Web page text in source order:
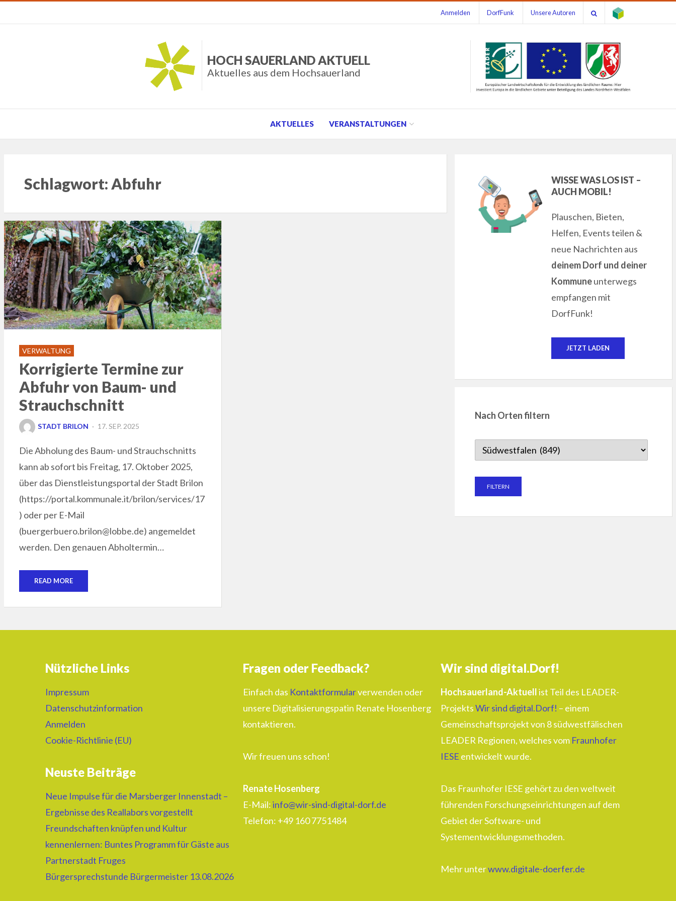
Anmelden DorfFunk Unsere Autoren
HOCH SAUERLAND AKTUELL
Aktuelles aus dem Hochsauerland
AKTUELLES VERANSTALTUNGEN
Schlagwort: Abfuhr
VERWALTUNG
Korrigierte Termine zur
Abfuhr von Baum- und
Strauchschnitt
STADT BRILON
POSTED
17. SEP. 2025
Die Abholung des Baum- und Strauchschnitts
kann ab sofort bis Freitag, 17. Oktober 2025,
über das Dienstleistungsportal der Stadt Brilon
(https://portal.kommunale.it/brilon/services/17
) oder per E-Mail
(buergerbuero.brilon@lobbe.de) angemeldet
werden. Den genauen Abholtermin…
READ MORE
WISSE WAS LOS IST –
AUCH MOBIL!
Plauschen, Bieten,
Helfen, Events teilen &
neue Nachrichten aus
deinem Dorf und deiner
Kommuneunterwegs
empfangen mit
DorfFunk!
JETZT LADEN
Nach Orten filtern
Nützliche Links
Impressum
Datenschutzinformation
Anmelden
Cookie-Richtlinie (EU)
Neuste Beiträge
Neue Impulse für die Marsberger Innenstadt –
Ergebnisse des Reallabors vorgestellt
Freundschaften knüpfen und Kultur
kennenlernen: Buntes Programm für Gäste aus
Partnerstadt Fruges
Bürgersprechstunde Bürgermeister 13.08.2026
Fragen oder Feedback?
Einfach das Kontaktformularverwenden oder
unsere Digitalisierungspatin Renate Hosenberg
kontaktieren.
Wir freuen uns schon!
Renate Hosenberg
E-Mail:info@wir-sind-digital-dorf.de
Telefon: ‭+49 160 7751484‬
Wir sind digital.Dorf!
Hochsauerland-Aktuellist Teil des LEADER-
ProjektsWir sind digital.Dorf! – einem
Gemeinschaftsprojekt von 8 südwestfälischen
LEADER Regionen, welches vom Fraunhofer
IESE entwickelt wurde.
Das Fraunhofer IESE gehört zu den weltweit
führenden Forschungseinrichtungen auf dem
Gebiet der Software- und
Systementwicklungsmethoden.
Mehr unterwww.digitale-doerfer.de